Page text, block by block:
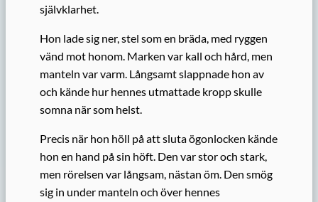
självklarhet.
Hon lade sig ner, stel som en bräda, med ryggen
vänd mot honom. Marken var kall och hård, men
manteln var varm. Långsamt slappnade hon av
och kände hur hennes utmattade kropp skulle
somna när som helst.
Precis när hon höll på att sluta ögonlocken kände
hon en hand på sin höft. Den var stor och stark,
men rörelsen var långsam, nästan öm. Den smög
sig in under manteln och över hennes